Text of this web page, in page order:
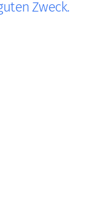
Zweck.